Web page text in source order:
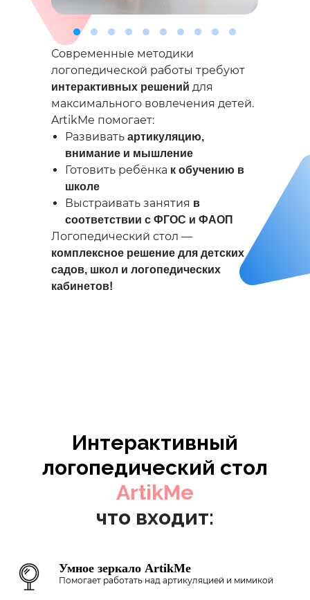
Современные методики
логопедической работы требуют
интерактивных решений для
максимального вовлечения детей.
ArtikMe помогает:
Развивать артикуляцию,
внимание и мышление
Готовить ребёнка к обучению в
школе
Выстраивать занятия в
соответствии с ФГОС и ФАОП
Логопедический стол —
комплексное решение для детских
садов, школ и логопедических
кабинетов!
Интерактивный
логопедический стол
ArtikMe
что входит:
Умное зеркало ArtikMe
Помогает работать над артикуляцией и мимикой